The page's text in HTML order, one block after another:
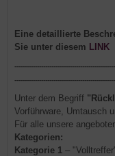
Eine detaillierte
Sie unter diesem LINK
Unter dem Begriff
Vorführware, Umtausch
Für alle unsere
Kategorien:
Kategorie 1 –